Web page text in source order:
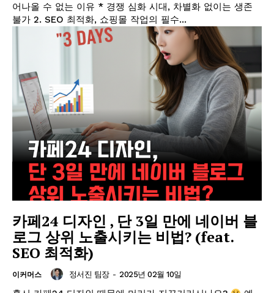
어나올 수 없는 이유 * 경쟁 심화 시대, 차별화 없이는 생존
불가 2. SEO 최적화, 쇼핑몰 작업의 필수...
카페24 디자인 , 단 3일 만에 네이버 블
로그 상위 노출시키는 비법? (feat.
SEO 최적화)
이커머스 정서진 팀장 - 2025년 02월 10일